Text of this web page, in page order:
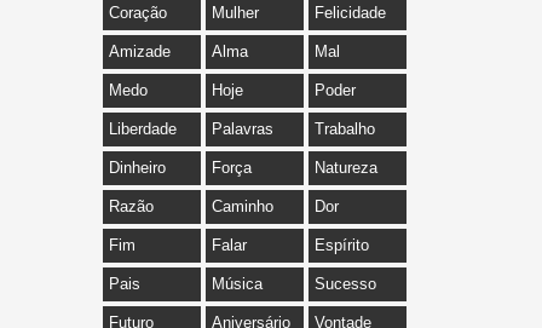
Coração Mulher Felicidade
Amizade Alma Mal
Medo Hoje Poder
Liberdade Palavras Trabalho
Dinheiro Força Natureza
Razão Caminho Dor
Fim Falar Espírito
Pais Música Sucesso
Futuro Aniversário Vontade